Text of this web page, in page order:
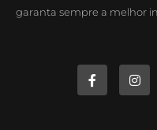
garanta sempre a melhor